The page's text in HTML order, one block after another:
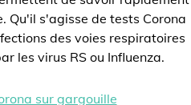
Qu'il s'agisse de tests Corona
des voies respiratoires
les virus RS ou Influenza.